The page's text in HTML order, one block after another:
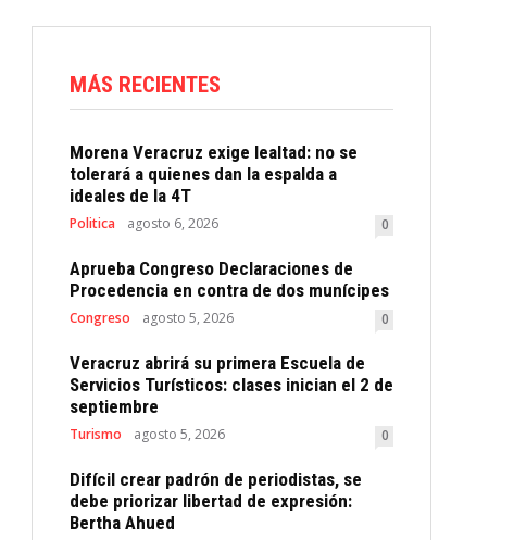
MÁS RECIENTES
Morena Veracruz exige lealtad: no se
tolerará a quienes dan la espalda a
ideales de la 4T
Politica agosto 6, 2026 0
Aprueba Congreso Declaraciones de
Procedencia en contra de dos munícipes
Congreso agosto 5, 2026 0
Veracruz abrirá su primera Escuela de
Servicios Turísticos: clases inician el 2 de
septiembre
Turismo agosto 5, 2026 0
Difícil crear padrón de periodistas, se
debe priorizar libertad de expresión:
Bertha Ahued